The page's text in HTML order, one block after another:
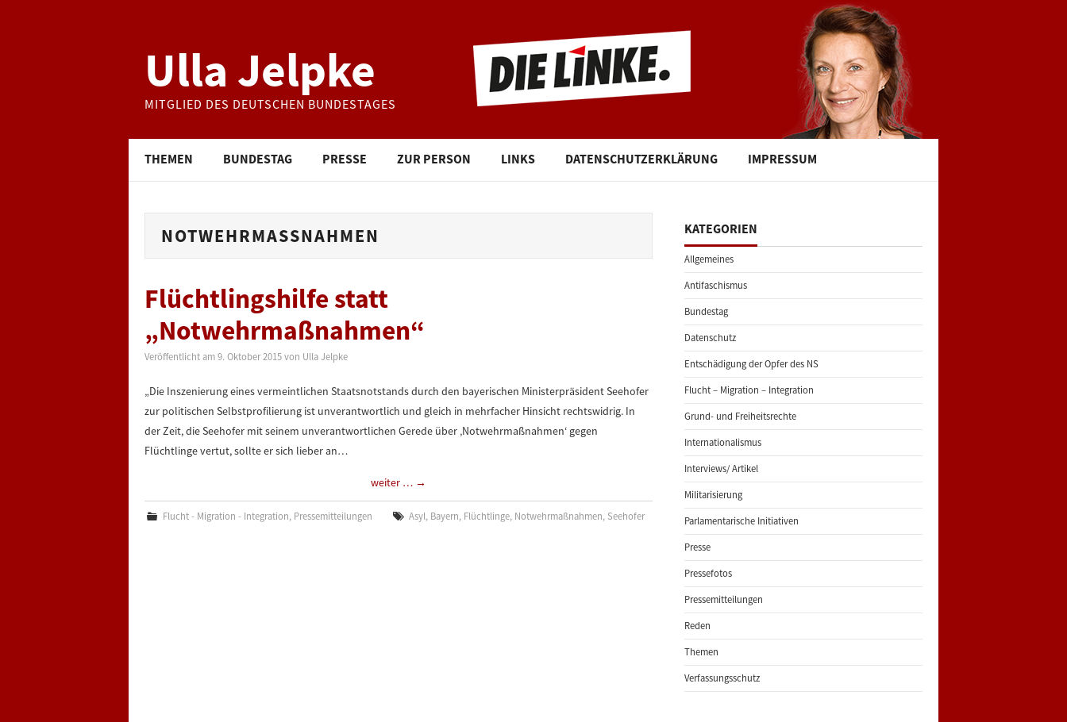
Ulla Jelpke
MITGLIED DES DEUTSCHEN BUNDESTAGES
THEMEN BUNDESTAG PRESSE ZUR PERSON LINKS DATENSCHUTZERKLÄRUNG IMPRESSUM
NOTWEHRMASSNAHMEN
Flüchtlingshilfe statt
„Notwehrmaßnahmen“
Veröffentlicht am 9. Oktober 2015 von Ulla Jelpke
„Die Inszenierung eines vermeintlichen Staatsnotstands durch den bayerischen Ministerpräsident Seehofer
zur politischen Selbstprofilierung ist unverantwortlich und gleich in mehrfacher Hinsicht rechtswidrig. In
der Zeit, die Seehofer mit seinem unverantwortlichen Gerede über ‚Notwehrmaßnahmen‘ gegen
Flüchtlinge vertut, sollte er sich lieber an…
weiter … →
Flucht - Migration - Integration, Pressemitteilungen Asyl, Bayern, Flüchtlinge, Notwehrmaßnahmen, Seehofer
KATEGORIEN
Allgemeines
Antifaschismus
Bundestag
Datenschutz
Entschädigung der Opfer des NS
Flucht – Migration – Integration
Grund- und Freiheitsrechte
Internationalismus
Interviews/ Artikel
Militarisierung
Parlamentarische Initiativen
Presse
Pressefotos
Pressemitteilungen
Reden
Themen
Verfassungsschutz